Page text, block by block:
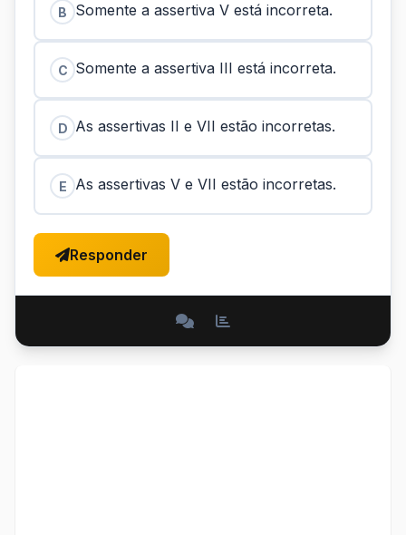
B Somente a assertiva V está incorreta.
C Somente a assertiva III está incorreta.
D As assertivas II e VII estão incorretas.
E As assertivas V e VII estão incorretas.
Responder